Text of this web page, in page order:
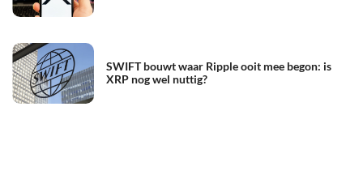
SWIFT bouwt waar Ripple ooit mee begon: is
XRP nog wel nuttig?